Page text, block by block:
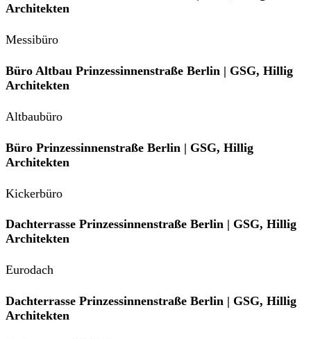
Architekten
Messibüro
Büro Altbau Prinzessinnenstraße Berlin | GSG, Hillig
Architekten
Altbaubüro
Büro Prinzessinnenstraße Berlin | GSG, Hillig
Architekten
Kickerbüro
Dachterrasse Prinzessinnenstraße Berlin | GSG, Hillig
Architekten
Eurodach
Dachterrasse Prinzessinnenstraße Berlin | GSG, Hillig
Architekten